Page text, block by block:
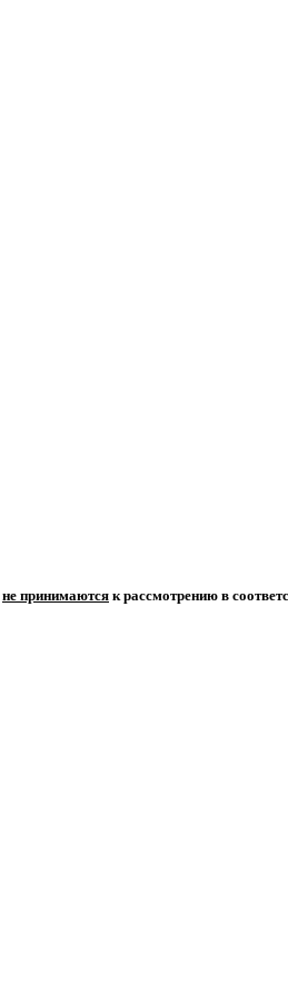
не принимаются к рассмотрению в